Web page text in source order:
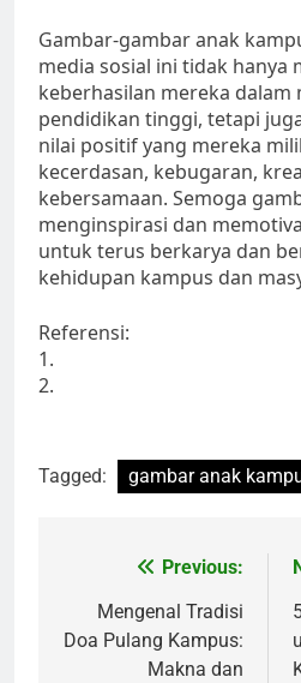
Gambar-gambar anak
media sosial ini tidak hanya
keberhasilan mereka dalam
pendidikan tinggi, tetapi
nilai positif yang mereka
kecerdasan, kebugaran,
kebersamaan. Semoga
menginspirasi dan
untuk terus berkarya dan
kehidupan kampus dan
Referensi:
1.
2.
Tagged: gambar anak
navigation
Previous:
Mengenal Tradisi
Doa Pulang Kampus:
Makna dan